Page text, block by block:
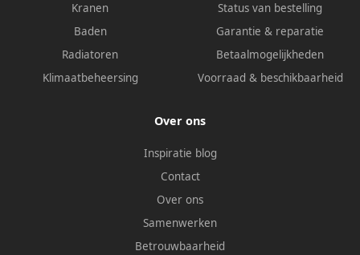
Kranen
Baden
Radiatoren
Klimaatbeheersing
Status van bestelling
Garantie & reparatie
Betaalmogelijkheden
Voorraad & beschikbaarheid
Over ons
Inspiratie blog
Contact
Over ons
Samenwerken
Betrouwbaarheid